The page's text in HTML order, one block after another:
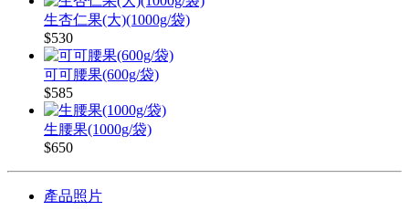
生杏仁果(大)(1000g/袋)
$530
可可腰果(600g/袋)
$585
生腰果(1000g/袋)
$650
產品照片